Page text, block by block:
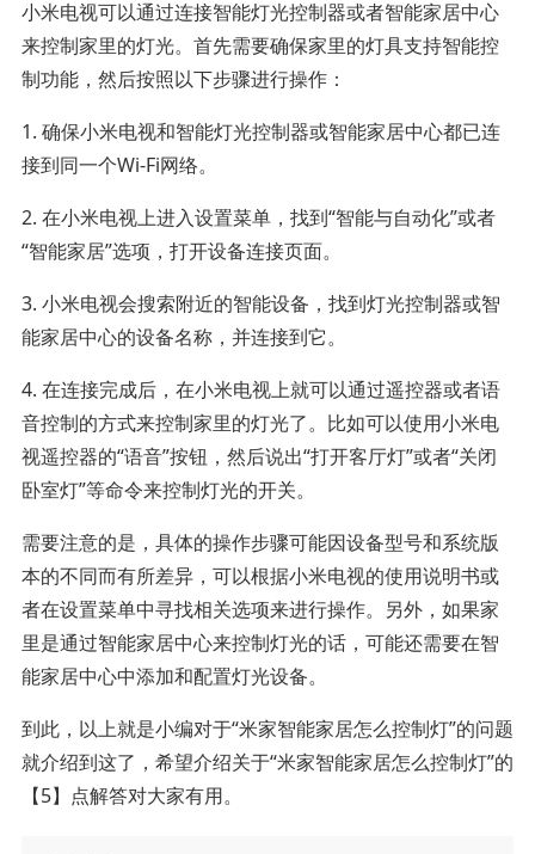
小米电视可以通过连接智能灯光控制器或者智能家居中心
来控制家里的灯光。首先需要确保家里的灯具支持智能控
制功能，然后按照以下步骤进行操作：
1. 确保小米电视和智能灯光控制器或智能家居中心都已连
接到同一个Wi-Fi网络。
2. 在小米电视上进入设置菜单，找到“智能与自动化”或者
“智能家居”选项，打开设备连接页面。
3. 小米电视会搜索附近的智能设备，找到灯光控制器或智
能家居中心的设备名称，并连接到它。
4. 在连接完成后，在小米电视上就可以通过遥控器或者语
音控制的方式来控制家里的灯光了。比如可以使用小米电
视遥控器的“语音”按钮，然后说出“打开客厅灯”或者“关闭
卧室灯”等命令来控制灯光的开关。
需要注意的是，具体的操作步骤可能因设备型号和系统版
本的不同而有所差异，可以根据小米电视的使用说明书或
者在设置菜单中寻找相关选项来进行操作。另外，如果家
里是通过智能家居中心来控制灯光的话，可能还需要在智
能家居中心中添加和配置灯光设备。
到此，以上就是小编对于“米家智能家居怎么控制灯”的问题
就介绍到这了，希望介绍关于“米家智能家居怎么控制灯”的
【5】点解答对大家有用。